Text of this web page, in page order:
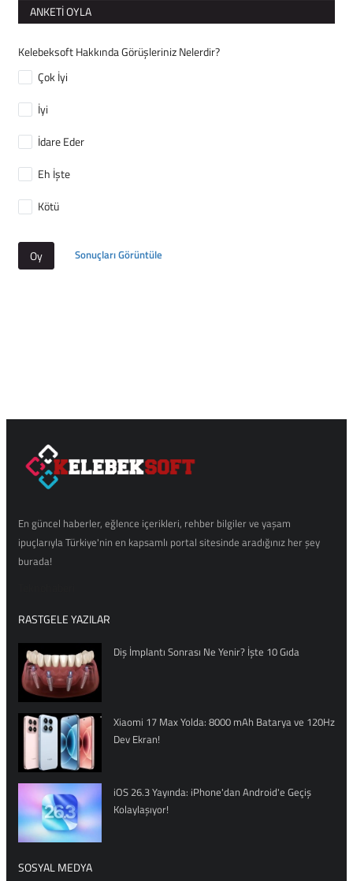
ANKETI OYLA
Kelebeksoft Hakkında Görüşleriniz Nelerdir?
Çok İyi
İyi
İdare Eder
Eh İşte
Kötü
Oy Sonuçları Görüntüle
En güncel haberler, eğlence içerikleri, rehber bilgiler ve yaşam
ipuçlarıyla Türkiye'nin en kapsamlı portal sitesinde aradığınız her şey
burada!
RASTGELE YAZILAR
Diş İmplantı Sonrası Ne Yenir? İşte 10 Gıda
Xiaomi 17 Max Yolda: 8000 mAh Batarya ve 120Hz
Dev Ekran!
iOS 26.3 Yayında: iPhone'dan Android'e Geçiş
Kolaylaşıyor!
SOSYAL MEDYA